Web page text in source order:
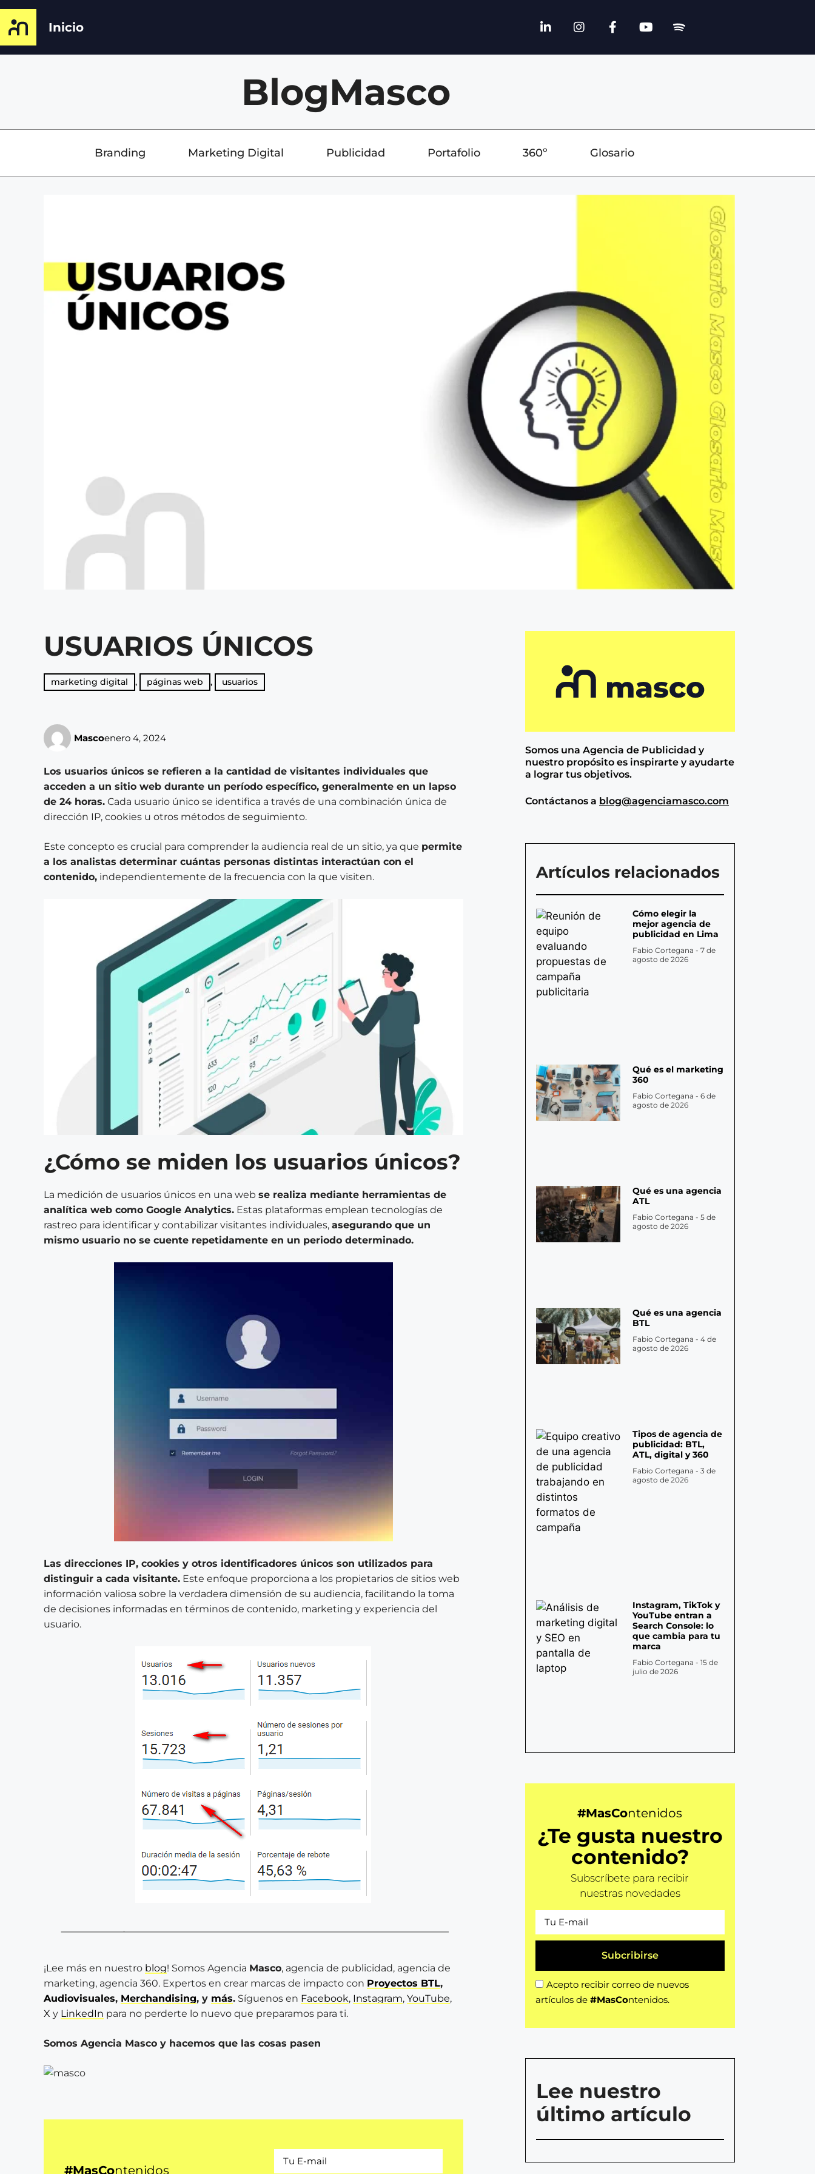
Inicio
BlogMasco
Branding Marketing Digital Publicidad Portafolio 360º Glosario
USUARIOS ÚNICOS
marketing digital , páginas web , usuarios
Mascoenero 4, 2024
Los usuarios únicos se refieren a la cantidad de visitantes individuales que
acceden a un sitio web durante un período específico, generalmente en un lapso
de 24 horas. Cada usuario único se identifica a través de una combinación única de
dirección IP, cookies u otros métodos de seguimiento.
Este concepto es crucial para comprender la audiencia real de un sitio, ya que permite
a los analistas determinar cuántas personas distintas interactúan con el
contenido, independientemente de la frecuencia con la que visiten.
¿Cómo se miden los usuarios únicos?
La medición de usuarios únicos en una web se realiza mediante herramientas de
analítica web como Google Analytics. Estas plataformas emplean tecnologías de
rastreo para identificar y contabilizar visitantes individuales, asegurando que un
mismo usuario no se cuente repetidamente en un periodo determinado.
Las direcciones IP, cookies y otros identificadores únicos son utilizados para
distinguir a cada visitante. Este enfoque proporciona a los propietarios de sitios web
información valiosa sobre la verdadera dimensión de su audiencia, facilitando la toma
de decisiones informadas en términos de contenido, marketing y experiencia del
usuario.
¡Lee más en nuestro blog! Somos Agencia Masco, agencia de publicidad, agencia de
marketing, agencia 360. Expertos en crear marcas de impacto con Proyectos BTL,
Audiovisuales, Merchandising, y más. Síguenos en Facebook, Instagram, YouTube,
X y LinkedIn para no perderte lo nuevo que preparamos para ti.
Somos Agencia Masco y hacemos que las cosas pasen
#MasContenidos
Somos una Agencia de Publicidad y
nuestro propósito es inspirarte y ayudarte
a lograr tus objetivos.
Contáctanos a blog@agenciamasco.com
Artículos relacionados
Cómo elegir la
mejor agencia de
publicidad en Lima
Fabio Cortegana 7 de
agosto de 2026
Qué es el marketing
360
Fabio Cortegana 6 de
agosto de 2026
Qué es una agencia
ATL
Fabio Cortegana 5 de
agosto de 2026
Qué es una agencia
BTL
Fabio Cortegana 4 de
agosto de 2026
Tipos de agencia de
publicidad: BTL,
ATL, digital y 360
Fabio Cortegana 3 de
agosto de 2026
Instagram, TikTok y
YouTube entran a
Search Console: lo
que cambia para tu
marca
Fabio Cortegana 15 de
julio de 2026
#MasContenidos
¿Te gusta nuestro
contenido?
Subscríbete para recibir
nuestras novedades
Acepto recibir correo de nuevos
artículos de #MasContenidos.
Subcribirse
Lee nuestro
último artículo